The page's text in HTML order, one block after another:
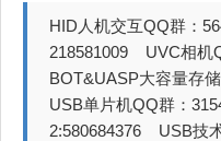
HID人机交互QQ群：
218581009 UVC相机
BOT&UASP大容量存
USB单片机QQ群：
2:580684376 USB技